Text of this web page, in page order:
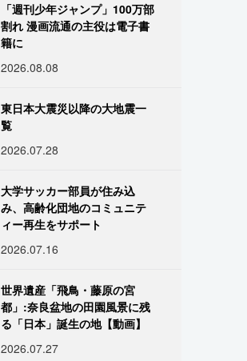
「週刊少年ジャンプ」100万部
割れ 漫画流通の主役は電子書
籍に
2026.08.08
東日本大震災以降の大地震一
覧
2026.07.28
大学サッカー部員が住み込
み、高齢化団地のコミュニテ
ィー再生をサポート
2026.07.16
世界遺産「飛鳥・藤原の宮
都」:奈良盆地の田園風景に残
る「日本」誕生の地【動画】
2026.07.27